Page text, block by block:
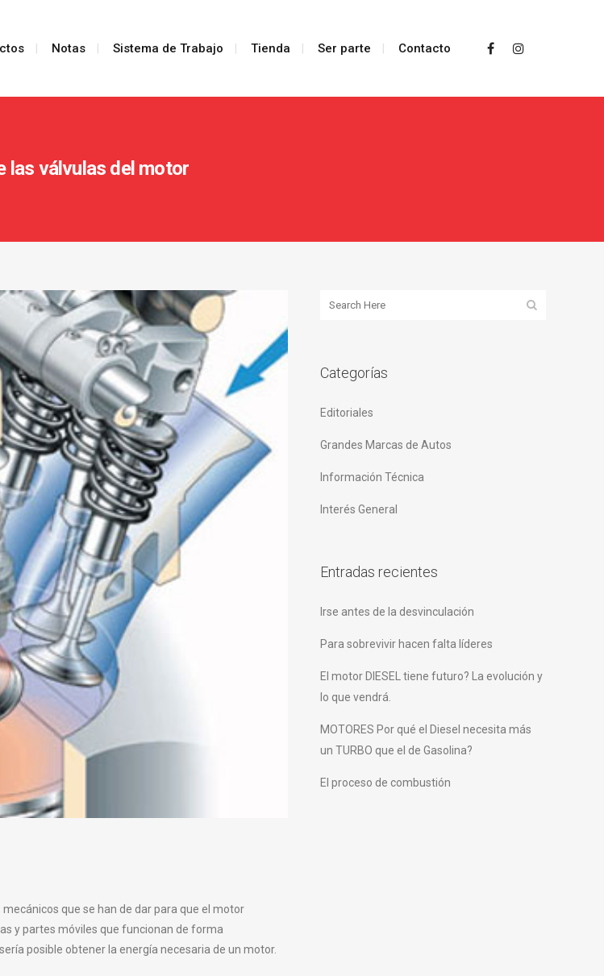
Notas Sistema de Trabajo Tienda Ser parte Contacto
las válvulas del motor
que se han de dar para que el motor
y partes móviles que funcionan de forma
posible obtener la energía necesaria de un motor.
Categorías
Editoriales
Grandes Marcas de Autos
Información Técnica
Interés General
Entradas recientes
Irse antes de la desvinculación
Para sobrevivir hacen falta líderes
El motor DIESEL tiene futuro? La evolución y
lo que vendrá.
MOTORES Por qué el Diesel necesita más
un TURBO que el de Gasolina?
El proceso de combustión